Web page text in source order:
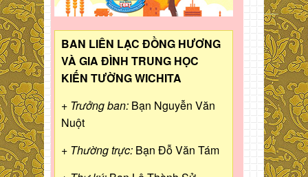
BAN LIÊN LẠC ĐỒNG HƯƠNG
VÀ GIA ĐÌNH TRUNG HỌC
KIẾN TƯỜNG WICHITA
+ Trưởng ban: Bạn Nguyễn Văn
Nuột
+ Thường trực: Bạn Đỗ Văn Tám